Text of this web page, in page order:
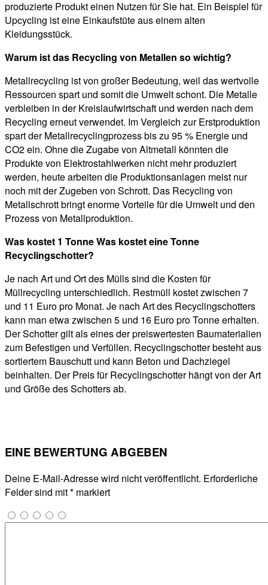
produzierte Produkt einen Nutzen für Sie hat. Ein Beispiel für
Upcycling ist eine Einkaufstüte aus einem alten
Kleidungsstück.
Warum ist das Recycling von Metallen so wichtig?
Metallrecycling ist von großer Bedeutung, weil das wertvolle
Ressourcen spart und somit die Umwelt schont. Die Metalle
verbleiben in der Kreislaufwirtschaft und werden nach dem
Recycling erneut verwendet. Im Vergleich zur Erstproduktion
spart der Metallrecyclingprozess bis zu 95 % Energie und
CO2 ein. Ohne die Zugabe von Altmetall könnten die
Produkte von Elektrostahlwerken nicht mehr produziert
werden, heute arbeiten die Produktionsanlagen meist nur
noch mit der Zugeben von Schrott. Das Recycling von
Metallschrott bringt enorme Vorteile für die Umwelt und den
Prozess von Metallproduktion.
Was kostet 1 Tonne Was kostet eine Tonne
Recyclingschotter?
Je nach Art und Ort des Mülls sind die Kosten für
Müllrecycling unterschiedlich. Restmüll kostet zwischen 7
und 11 Euro pro Monat. Je nach Art des Recyclingschotters
kann man etwa zwischen 5 und 16 Euro pro Tonne erhalten.
Der Schotter gilt als eines der preiswertesten Baumaterialien
zum Befestigen und Verfüllen. Recyclingschotter besteht aus
sortiertem Bauschutt und kann Beton und Dachziegel
beinhalten. Der Preis für Recyclingschotter hängt von der Art
und Größe des Schotters ab.
EINE BEWERTUNG ABGEBEN
Deine E-Mail-Adresse wird nicht veröffentlicht. Erforderliche
Felder sind mit* markiert